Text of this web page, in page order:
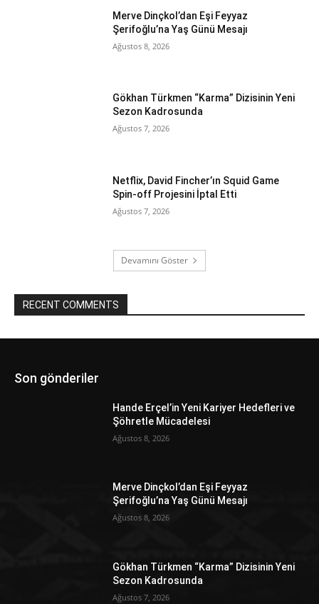
Merve Dinçkol’dan Eşi Feyyaz
Şerifoğlu’na Yaş Günü Mesajı
Ağustos 8, 2026
Gökhan Türkmen “Karma” Dizisinin Yeni
Sezon Kadrosunda
Ağustos 7, 2026
Netflix, David Fincher’ın Squid Game
Spin-off Projesini İptal Etti
Ağustos 7, 2026
Devamını Göster
RECENT COMMENTS
Son gönderiler
Hande Erçel’in Yeni Kariyer Hedefleri ve
Şöhretle Mücadelesi
Ağustos 8, 2026
Merve Dinçkol’dan Eşi Feyyaz
Şerifoğlu’na Yaş Günü Mesajı
Ağustos 8, 2026
Gökhan Türkmen “Karma” Dizisinin Yeni
Sezon Kadrosunda
Ağustos 7, 2026